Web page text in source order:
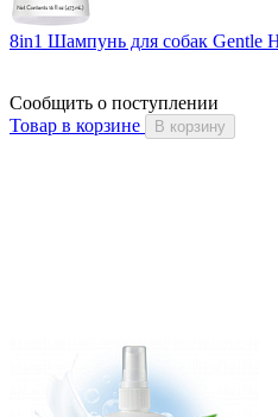
8in1 Шампунь для собак Gentle
Сообщить о поступлении
Товар в корзине
В корзину